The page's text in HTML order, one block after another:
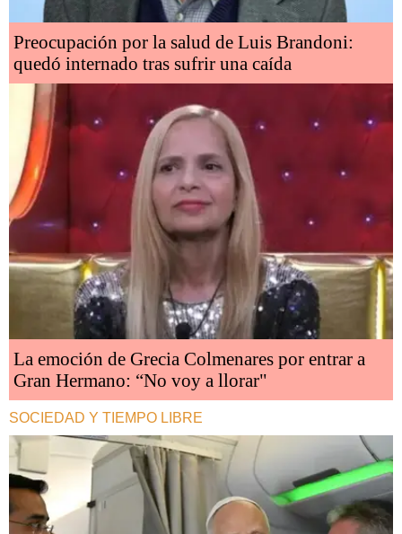
Preocupación por la salud de Luis Brandoni:
quedó internado tras sufrir una caída
La emoción de Grecia Colmenares por entrar a
Gran Hermano: “No voy a llorar"
SOCIEDAD Y TIEMPO LIBRE